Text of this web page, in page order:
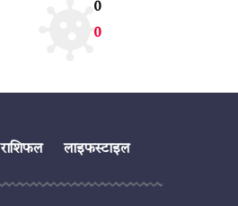
0
0
राशिफल लाइफस्टाइल